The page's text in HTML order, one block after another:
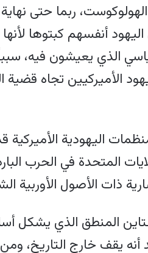
ربما حتى نهاية
اليهود أنفسهم كبتوها
الذي يعيشون فيه،
الأميركيين تجاه قضية
اليهودية
المتحدة في الحرب
ذات الأصول الأوربية
المنطق الذي يشكل
أنه يقف خارج التاريخ،